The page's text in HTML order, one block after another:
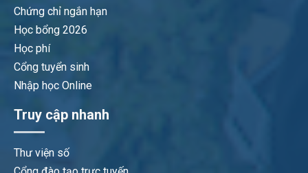
Chứng chỉ ngắn hạn
Học bổng 2026
Học phí
Cổng tuyển sinh
Nhập học Online
Truy cập nhanh
Thư viện số